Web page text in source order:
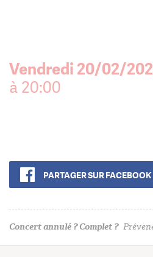
Vendredi 20/02/
à 20:00
PARTAGER SUR FACEBOOK
Concert annulé ? Complet ?